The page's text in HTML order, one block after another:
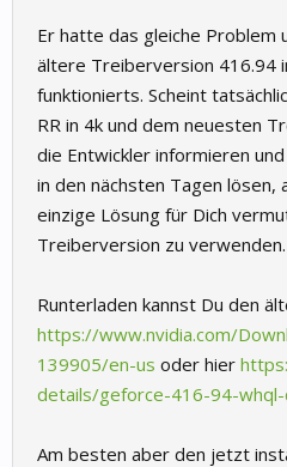
Er hatte das gleiche Problem
ältere Treiberversion 416.94
funktionierts. Scheint
RR in 4k und dem neuesten
die Entwickler informieren
in den nächsten Tagen lösen,
einzige Lösung für Dich
Treiberversion zu verwenden.
Runterladen kannst Du den
https://www.nvidia.com/
139905/en-us oder hier
details/geforce-416-94-
Am besten aber den jetzt